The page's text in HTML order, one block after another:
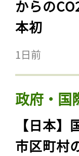
からの
本初
1日前
政府・国
【日本
市区町村